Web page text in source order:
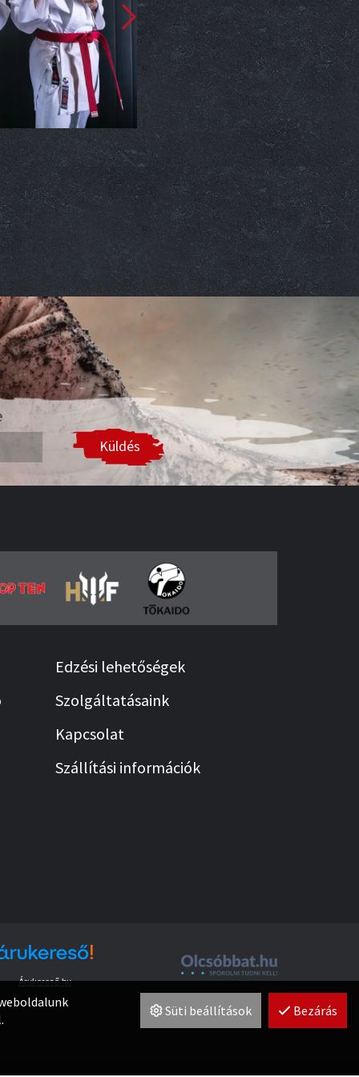
Küldés
Edzési lehetőségek
Szolgáltatásaink
Kapcsolat
Szállítási információk
Árukereső.hu
Süti beállítások Bezárás